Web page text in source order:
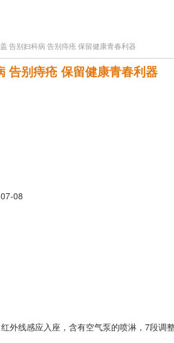
告别妇科病 告别痔疮 保留健康青春利器
告别痔疮 保留健康青春利器
08
外线感应入座，含有空气泵的喷淋，7段调